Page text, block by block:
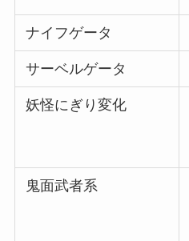
ナイフゲータ
サーベルゲータ
妖怪にぎり変化
鬼面武者系